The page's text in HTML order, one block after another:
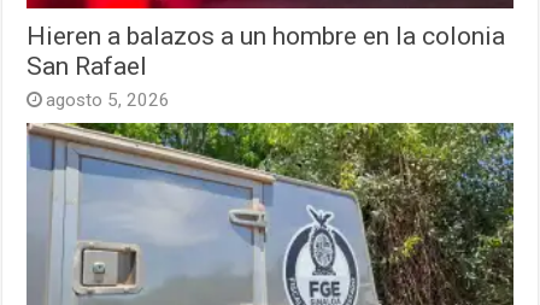
Hieren a balazos a un hombre en la colonia
San Rafael
agosto 5, 2026